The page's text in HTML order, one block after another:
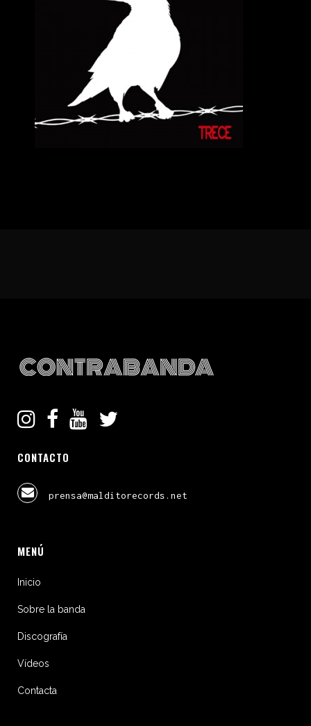
CONTACTO
prensa@malditorecords.net
MENÚ
Inicio
Sobre la banda
Discografía
Vídeos
Contacta